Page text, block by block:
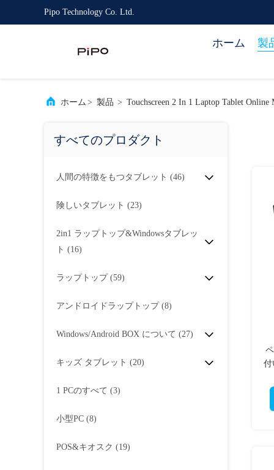
Pipo Technology Co. Ltd.
ホーム 製
ホーム > 製品 > Touchscreen 2 In 1 Laptop Tablet Online
すべてのプロダクト
人間の特徴をもつタブレット (46)
険しいタブレット (23)
2in1 ラップトップ&Windowsタブレッ
ト (16)
ラップトップ (59)
アンドロイドラップトップ (8)
Windows/Android BOX について (27)
キッズ タブレット (20)
1 PCのすべて (3)
小型PC (8)
POS&キオスク (19)
付